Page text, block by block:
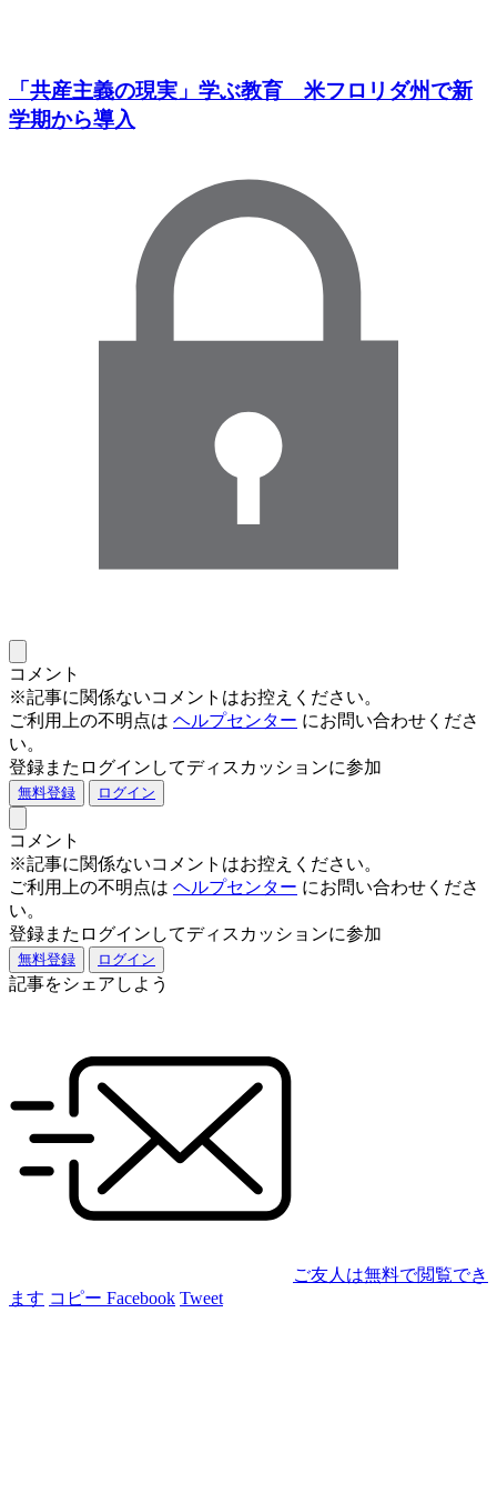
「共産主義の現実」学ぶ教育 米フロリダ州で新
学期から導入
コメント
※記事に関係ないコメントはお控えください。
ご利用上の不明点は ヘルプセンター にお問い合わせくださ
い。
登録またログインしてディスカッションに参加
無料登録 ログイン
コメント
※記事に関係ないコメントはお控えください。
ご利用上の不明点は ヘルプセンター にお問い合わせくださ
い。
登録またログインしてディスカッションに参加
無料登録 ログイン
記事をシェアしよう
ご友人は無料で閲覧でき
ます コピー Facebook Tweet